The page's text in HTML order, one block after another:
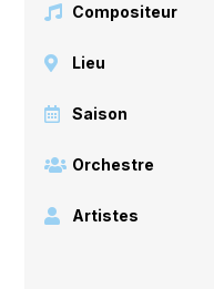
Compositeur
Lieu
Saison
Orchestre
Artistes